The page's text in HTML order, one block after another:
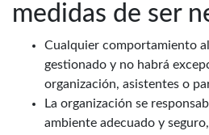
medidas de ser
Cualquier comportamiento
gestionado y no habrá
organización, asistentes o
La organización se
ambiente adecuado y